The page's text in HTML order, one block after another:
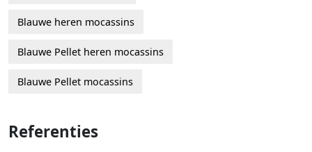
Blauwe heren mocassins
Blauwe Pellet heren mocassins
Blauwe Pellet mocassins
Referenties